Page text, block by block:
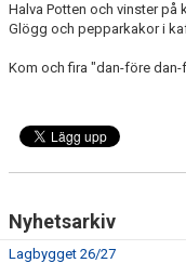
Halva Potten och vinster på
Glögg och pepparkakor i
Kom och fira "dan-före
Nyhetsarkiv
Lagbygget 26/27